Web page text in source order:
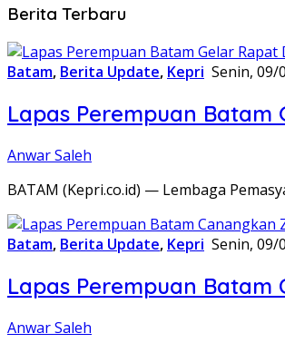
Berita Terbaru
Batam, Berita Update, Kepri Senin, 09/
Lapas Perempuan
Anwar Saleh
BATAM (Kepri.co.id) — Lembaga
Batam, Berita Update, Kepri Senin, 09/
Lapas Perempuan
Anwar Saleh